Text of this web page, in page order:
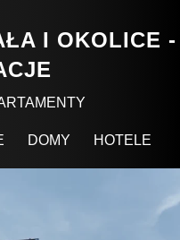
I OKOLICE -
DOMY HOTELE